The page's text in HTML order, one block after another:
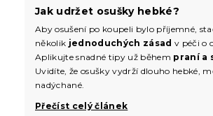
Jak udržet osušky hebké?
Aby osušení po koupeli bylo příjemné,
několik jednoduchých zásad v péči o
Aplikujte snadné tipy už během praní a
Uvidíte, že osušky vydrží dlouho hebké,
nadýchané.
Přečíst celý článek